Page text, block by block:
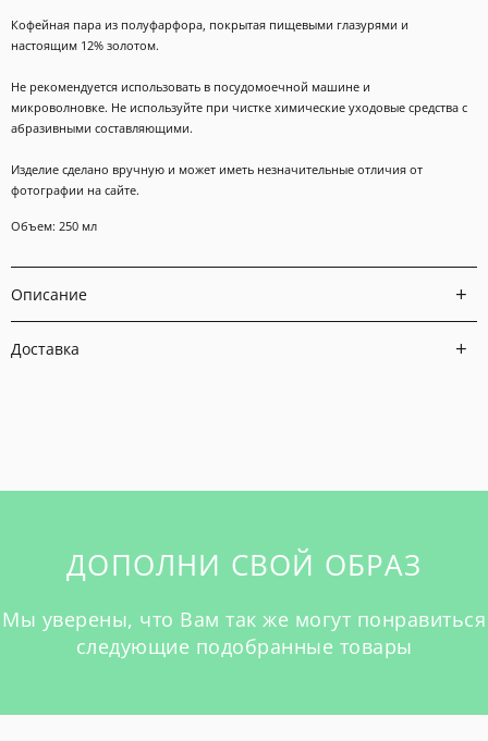
Кофейная пара из полуфарфора, покрытая пищевыми глазурями и
настоящим 12% золотом.
Не рекомендуется использовать в посудомоечной машине и
микроволновке. Не используйте при чистке химические уходовые средства с
абразивными составляющими.
Изделие сделано вручную и может иметь незначительные отличия от
фотографии на сайте.
Объем: 250 мл
Описание
Доставка
ДОПОЛНИ СВОЙ ОБРАЗ
Мы уверены, что Вам так же могут понравиться
следующие подобранные товары